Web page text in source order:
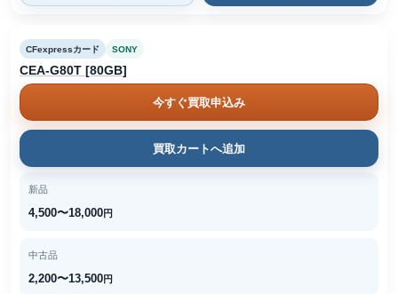
CFexpressカード SONY
CEA-G80T [80GB]
今すぐ買取申込み
買取カートへ追加
新品
4,500〜18,000円
中古品
2,200〜13,500円